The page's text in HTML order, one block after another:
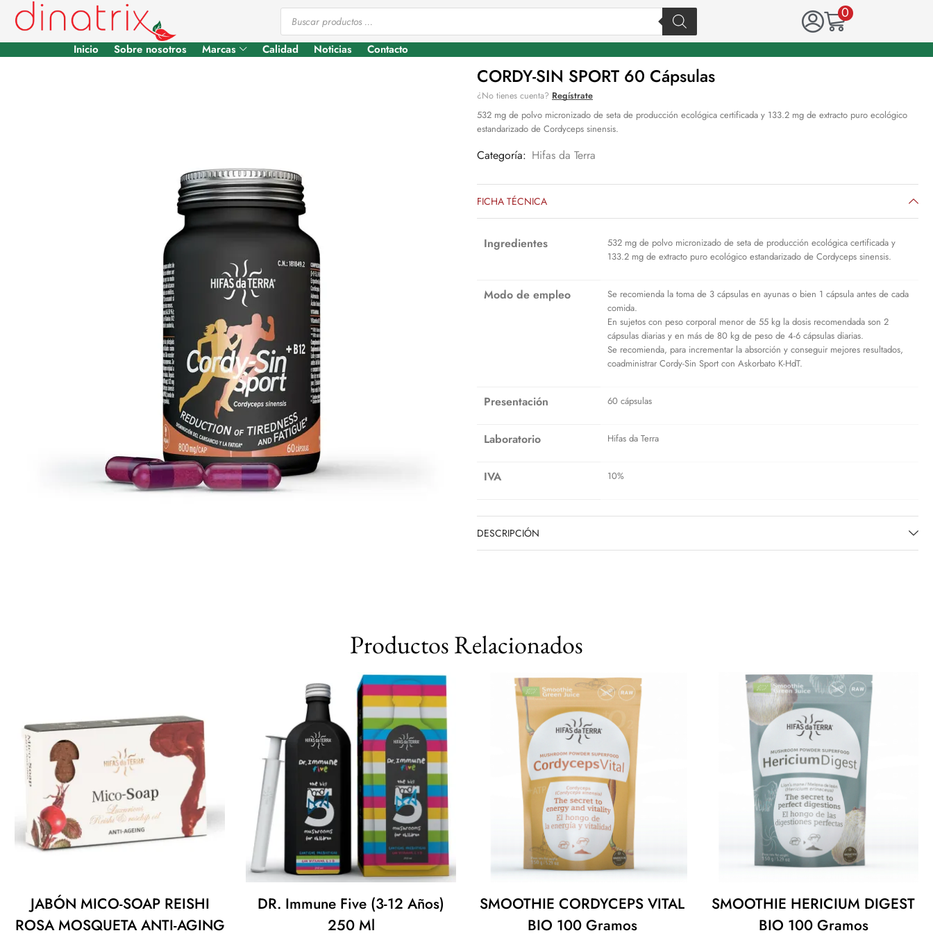
0
Inicio Sobre nosotros Marcas Calidad Noticias Contacto
CORDY-SIN SPORT 60 Cápsulas
¿No tienes cuenta? Regístrate
532 mg de polvo micronizado de seta de producción ecológica certificada y 133.2 mg de extracto puro ecológico
estandarizado de Cordyceps sinensis.
Categoría: Hifas da Terra
FICHA TÉCNICA
Ingredientes
532 mg de polvo micronizado de seta de producción ecológica certificada y
133.2 mg de extracto puro ecológico estandarizado de Cordyceps sinensis.
Modo de empleo
Se recomienda la toma de 3 cápsulas en ayunas o bien 1 cápsula antes de cada
comida.
En sujetos con peso corporal menor de 55 kg la dosis recomendada son 2
cápsulas diarias y en más de 80 kg de peso de 4-6 cápsulas diarias.
Se recomienda, para incrementar la absorción y conseguir mejores resultados,
coadministrar Cordy-Sin Sport con Askorbato K-HdT.
Presentación 60 cápsulas
Laboratorio Hifas da Terra
IVA 10%
DESCRIPCIÓN
Productos Relacionados
JABÓN MICO-SOAP REISHI
ROSA MOSQUETA ANTI-AGING
DR. Immune Five (3-12 Años)
250 Ml
SMOOTHIE CORDYCEPS VITAL
BIO 100 Gramos
SMOOTHIE HERICIUM DIGEST
BIO 100 Gramos